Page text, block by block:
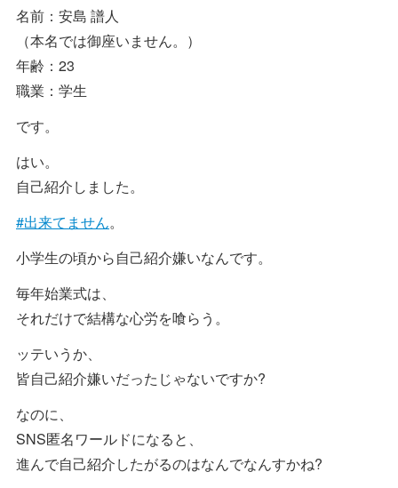
名前：安島 譜人
（本名では御座いません。）
年齢：23
職業：学生
です。
はい。
自己紹介しました。
#出来てません。
小学生の頃から自己紹介嫌いなんです。
毎年始業式は、
それだけで結構な心労を喰らう。
ッテいうか、
皆自己紹介嫌いだったじゃないですか?
なのに、
SNS匿名ワールドになると、
進んで自己紹介したがるのはなんでなんすかね?